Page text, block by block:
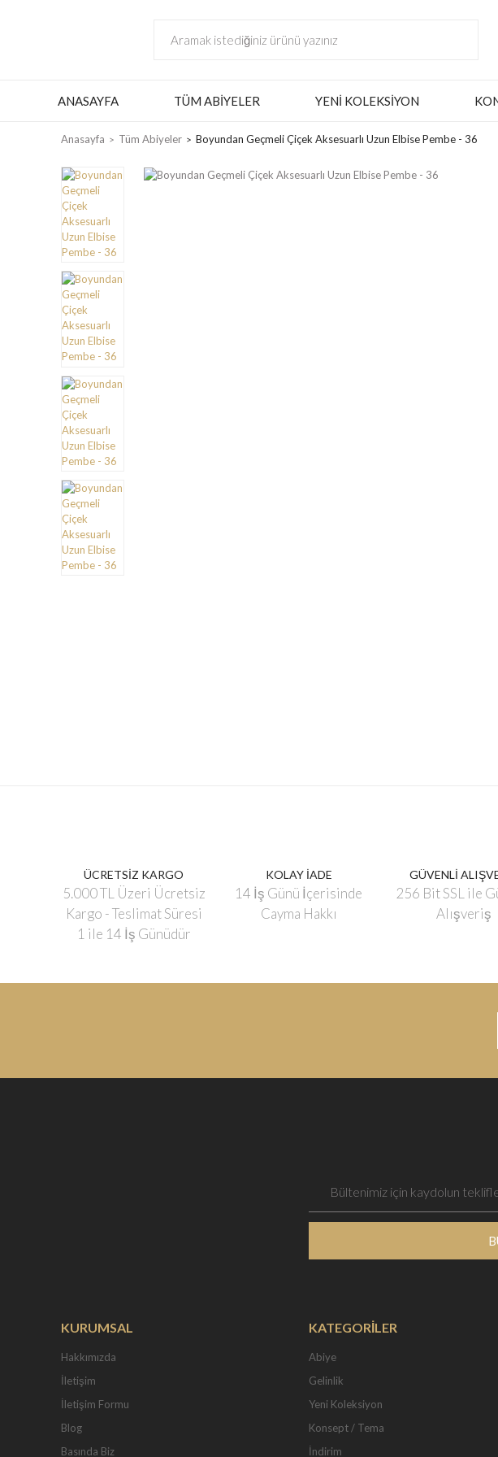
ANASAYFA TÜM ABIYELER YENI KOLEKSIYON
Anasayfa Tüm Abiyeler Boyundan Geçmeli Çiçek Aksesuarlı Uzun Elbise Pembe - 36
ÜCRETSİZ KARGO
5.000 TL Üzeri Ücretsiz
Kargo - Teslimat Süresi
1 ile 14 İş Günüdür
KOLAY İADE
14 İş Günü İçerisinde
Cayma Hakkı
GÜVENLİ
256 Bit SSL ile
Alışveriş
KURUMSAL
Hakkımızda
İletişim
İletişim Formu
Blog
Basında Biz
KATEGORİLER
Abiye
Gelinlik
Yeni Koleksiyon
Konsept / Tema
İndirim